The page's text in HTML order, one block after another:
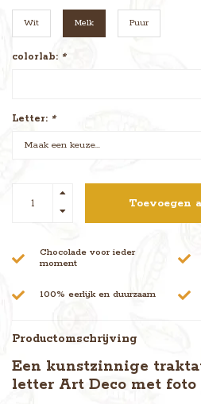
Wit Melk Puur
colorlab: *
Letter: *
Toevoegen
Chocolade voor ieder
moment
100% eerlijk en duurzaam
Productomschrijving
Een kunstzinnige
letter Art Deco met foto